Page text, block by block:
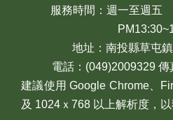
服務時間：週一至週
地址：南投縣草屯
電話：(049)2009329
建議使用 Google Chrome、
及 1024ｘ768 以上解析度，